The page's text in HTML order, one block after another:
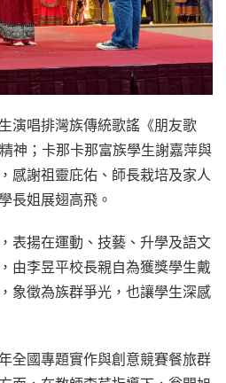
演唱排灣族傳統歌謠《朋友歌
神；卡那卡那富族學生謝嘉萍與
感謝祖靈庇佑、師長栽培及家人
長姐展翅高飛。
表揚在運動、技藝、升學及語文
由李昱平校長親自為獲獎學生戴
象徵為族群爭光，也讓學生深感
全國專題實作與創意競賽餐旅群